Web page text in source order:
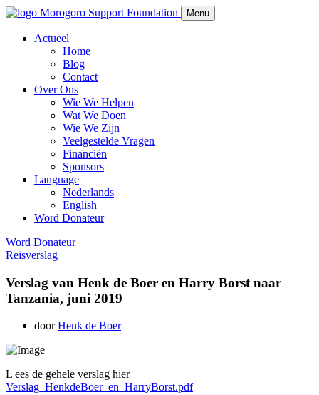
Morogoro Support Foundation Menu
Actueel
Home
Blog
Contact
Over Ons
Wie We Helpen
Wat We Doen
Wie We Zijn
Veelgestelde Vragen
Financiën
Sponsors
Language
Nederlands
English
Word Donateur
Word Donateur
Reisverslag
Verslag van Henk de Boer en Harry Borst naar
Tanzania, juni 2019
doorHenk de Boer
L ees de gehele verslag hier
Verslag_HenkdeBoer_en_HarryBorst.pdf